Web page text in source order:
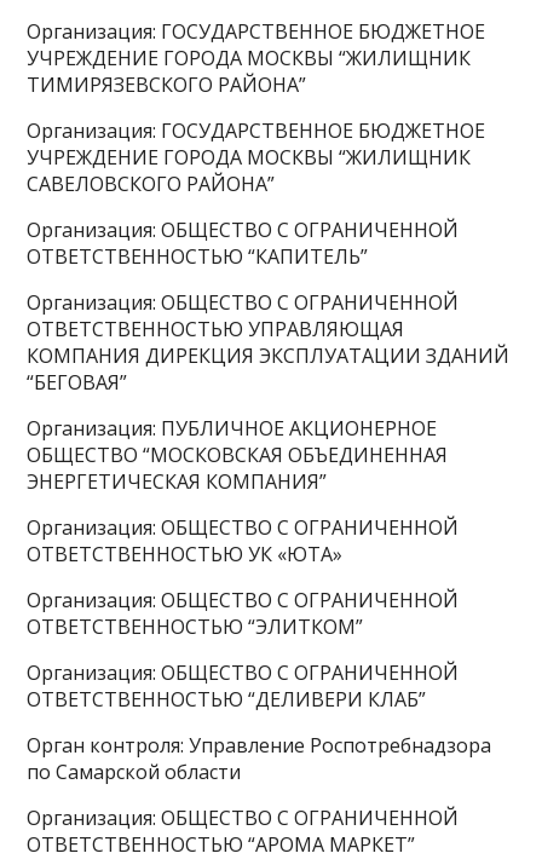
Организация: ГОСУДАРСТВЕННОЕ БЮДЖЕТНОЕ
УЧРЕЖДЕНИЕ ГОРОДА МОСКВЫ “ЖИЛИЩНИК
ТИМИРЯЗЕВСКОГО РАЙОНА”
Организация: ГОСУДАРСТВЕННОЕ БЮДЖЕТНОЕ
УЧРЕЖДЕНИЕ ГОРОДА МОСКВЫ “ЖИЛИЩНИК
САВЕЛОВСКОГО РАЙОНА”
Организация: ОБЩЕСТВО С ОГРАНИЧЕННОЙ
ОТВЕТСТВЕННОСТЬЮ “КАПИТЕЛЬ”
Организация: ОБЩЕСТВО С ОГРАНИЧЕННОЙ
ОТВЕТСТВЕННОСТЬЮ УПРАВЛЯЮЩАЯ
КОМПАНИЯ ДИРЕКЦИЯ ЭКСПЛУАТАЦИИ ЗДАНИЙ
“БЕГОВАЯ”
Организация: ПУБЛИЧНОЕ АКЦИОНЕРНОЕ
ОБЩЕСТВО “МОСКОВСКАЯ ОБЪЕДИНЕННАЯ
ЭНЕРГЕТИЧЕСКАЯ КОМПАНИЯ”
Организация: ОБЩЕСТВО С ОГРАНИЧЕННОЙ
ОТВЕТСТВЕННОСТЬЮ УК «ЮТА»
Организация: ОБЩЕСТВО С ОГРАНИЧЕННОЙ
ОТВЕТСТВЕННОСТЬЮ “ЭЛИТКОМ”
Организация: ОБЩЕСТВО С ОГРАНИЧЕННОЙ
ОТВЕТСТВЕННОСТЬЮ “ДЕЛИВЕРИ КЛАБ”
Орган контроля: Управление Роспотребнадзора
по Самарской области
Организация: ОБЩЕСТВО С ОГРАНИЧЕННОЙ
ОТВЕТСТВЕННОСТЬЮ “АРОМА МАРКЕТ”